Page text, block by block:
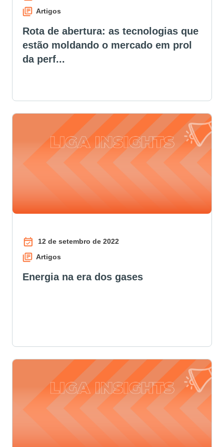
Artigos
Rota de abertura: as tecnologias que
estão moldando o mercado em prol
da perf...
12 de setembro de 2022
Artigos
Energia na era dos gases